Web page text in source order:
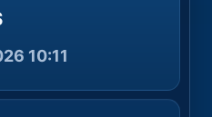
10:11